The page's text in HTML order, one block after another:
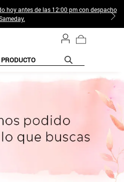
hoy antes de las 12:00 pm con despacho